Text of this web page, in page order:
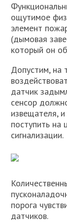
ощутимое
элемент
(дымовая
который он
Допустим, на
датчик
сенсор
извещателя,
поступить на
сигнализации.
порога
датчиков.